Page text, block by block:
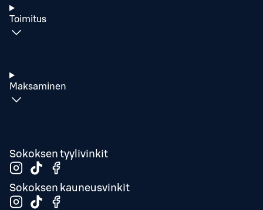
Toimitus
Maksaminen
Sokoksen tyylivinkit
Sokoksen kauneusvinkit